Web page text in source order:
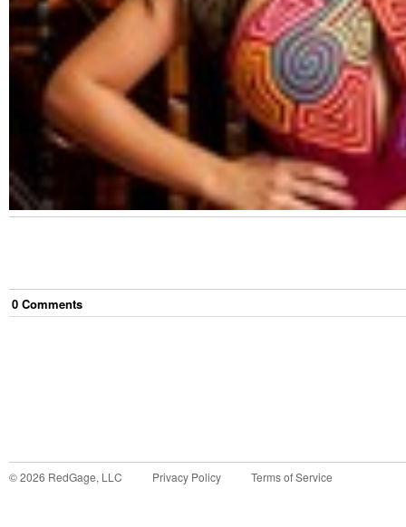
0 Comments
©2026 RedGage, LLC Privacy Policy Terms of Service